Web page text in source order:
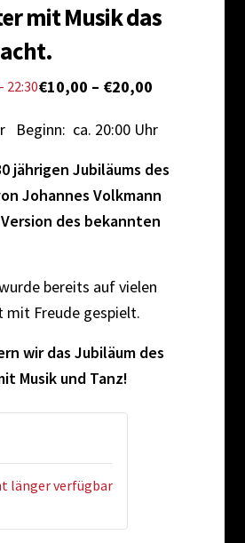
mit Musik das
- 22:30€10,00 – €20,00
Beginn: ca. 20:00 Uhr
jährigen Jubiläums des
Johannes Volkmann
des bekannten
bereits auf vielen
mit Freude gespielt.
wir das Jubiläum des
Musik und Tanz!
länger verfügbar